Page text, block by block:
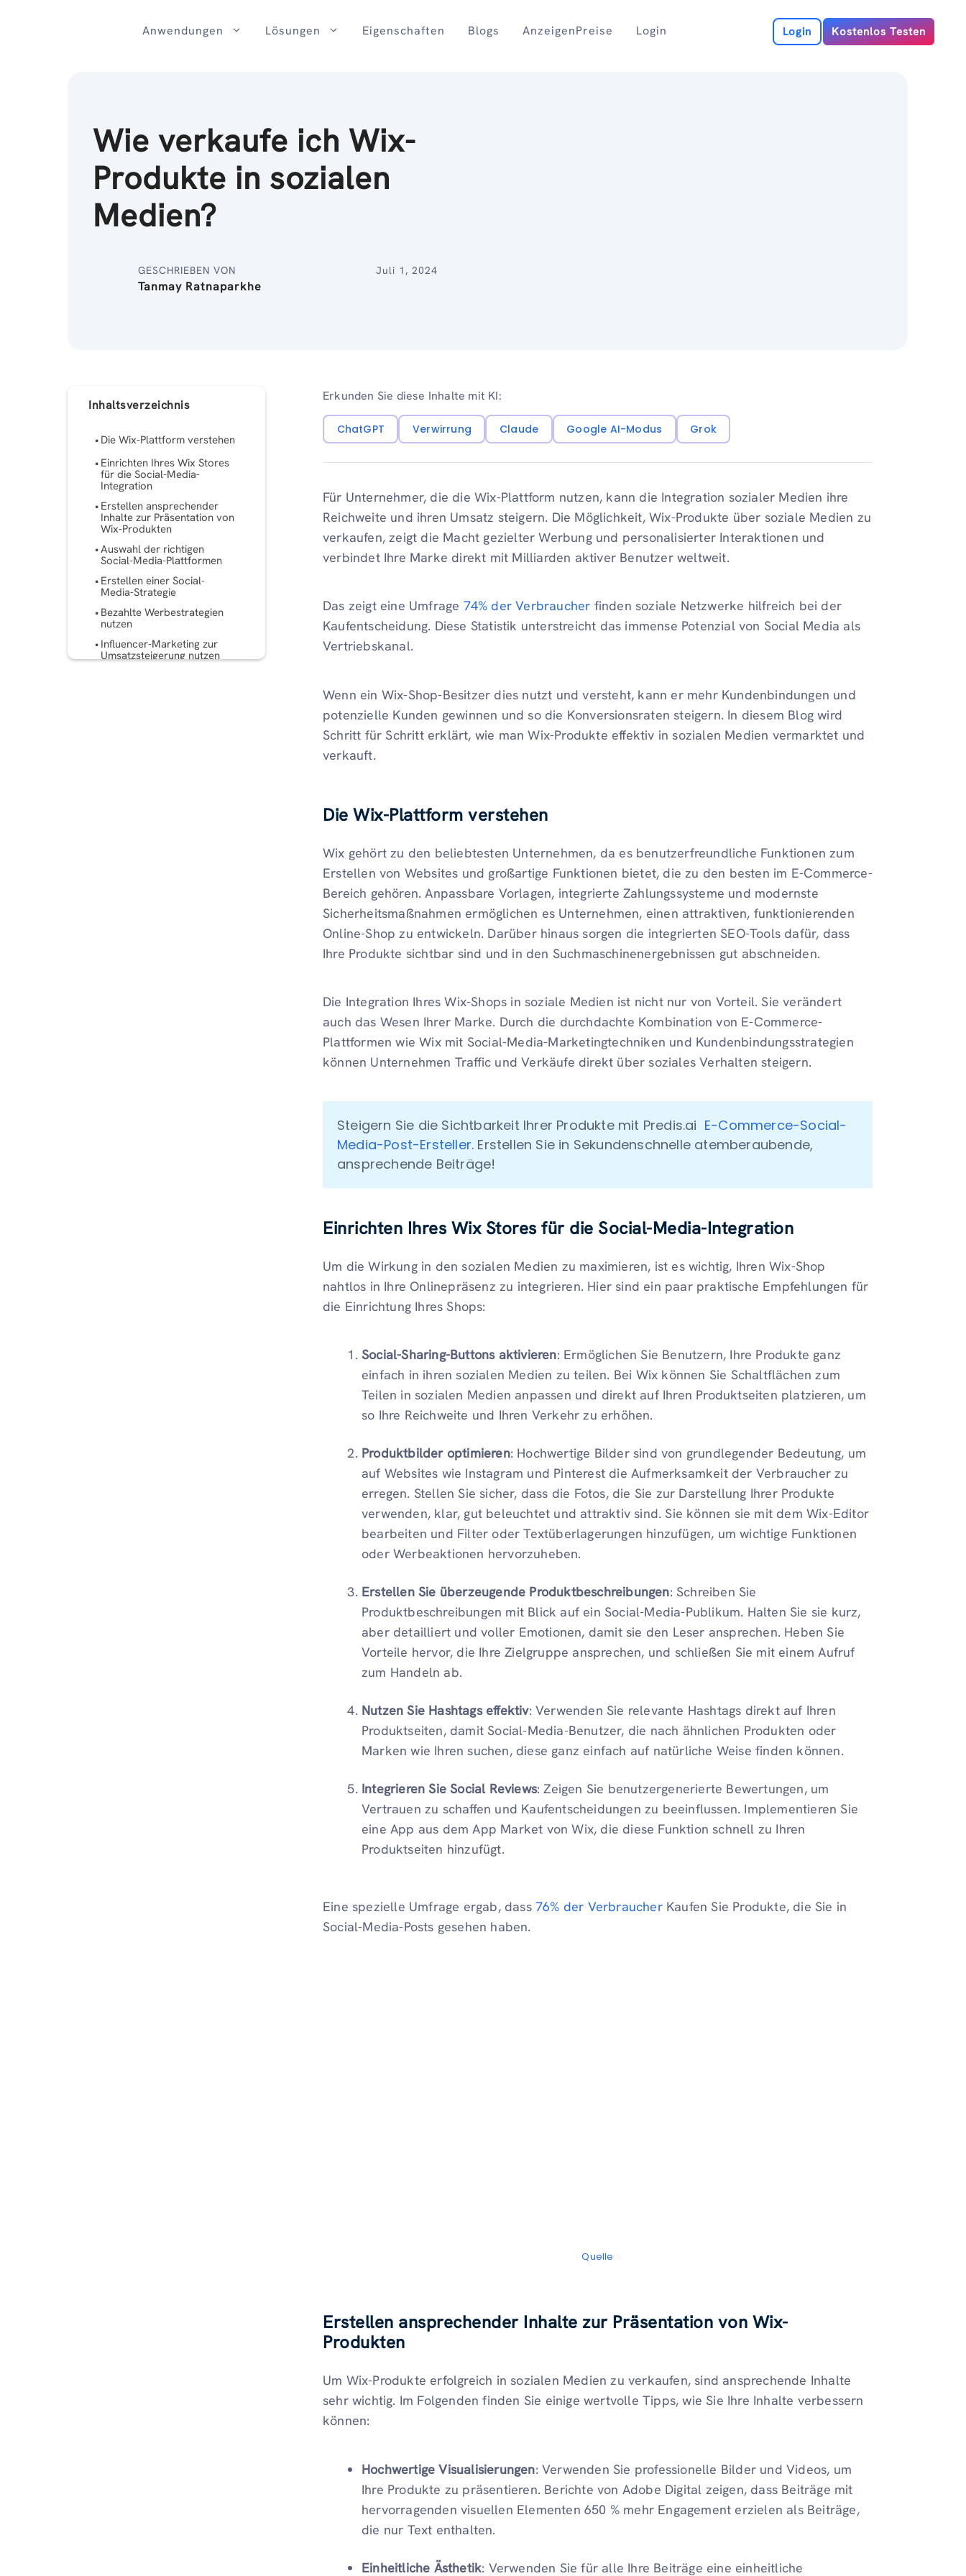
Anwendungen Lösungen Eigenschaften Blogs AnzeigenPreise Login Login Kostenlos Testen
Wie verkaufe ich Wix-
Produkte in sozialen
Medien?
GESCHRIEBEN VON
Tanmay Ratnaparkhe
Juli 1, 2024
Inhaltsverzeichnis
Die Wix-Plattform verstehen
Einrichten Ihres Wix Stores
für die Social-Media-
Integration
Erstellen ansprechender
Inhalte zur Präsentation von
Wix-Produkten
Auswahl der richtigen
Social-Media-Plattformen
Erstellen einer Social-
Media-Strategie
Bezahlte Werbestrategien
nutzen
Influencer-Marketing zur
Umsatzsteigerung nutzen
Erkunden Sie diese Inhalte mit KI:
ChatGPT Verwirrung Claude Google AI-Modus Grok
Für Unternehmer, die die Wix-Plattform nutzen, kann die Integration sozialer Medien ihre
Reichweite und ihren Umsatz steigern. Die Möglichkeit, Wix-Produkte über soziale Medien zu
verkaufen, zeigt die Macht gezielter Werbung und personalisierter Interaktionen und
verbindet Ihre Marke direkt mit Milliarden aktiver Benutzer weltweit.
Das zeigt eine Umfrage 74% der Verbraucher finden soziale Netzwerke hilfreich bei der
Kaufentscheidung. Diese Statistik unterstreicht das immense Potenzial von Social Media als
Vertriebskanal.
Wenn ein Wix-Shop-Besitzer dies nutzt und versteht, kann er mehr Kundenbindungen und
potenzielle Kunden gewinnen und so die Konversionsraten steigern. In diesem Blog wird
Schritt für Schritt erklärt, wie man Wix-Produkte effektiv in sozialen Medien vermarktet und
verkauft.
Die Wix-Plattform verstehen
Wix gehört zu den beliebtesten Unternehmen, da es benutzerfreundliche Funktionen zum
Erstellen von Websites und großartige Funktionen bietet, die zu den besten im E-Commerce-
Bereich gehören. Anpassbare Vorlagen, integrierte Zahlungssysteme und modernste
Sicherheitsmaßnahmen ermöglichen es Unternehmen, einen attraktiven, funktionierenden
Online-Shop zu entwickeln. Darüber hinaus sorgen die integrierten SEO-Tools dafür, dass
Ihre Produkte sichtbar sind und in den Suchmaschinenergebnissen gut abschneiden.
Die Integration Ihres Wix-Shops in soziale Medien ist nicht nur von Vorteil. Sie verändert
auch das Wesen Ihrer Marke. Durch die durchdachte Kombination von E-Commerce-
Plattformen wie Wix mit Social-Media-Marketingtechniken und Kundenbindungsstrategien
können Unternehmen Traffic und Verkäufe direkt über soziales Verhalten steigern.
Steigern Sie die Sichtbarkeit Ihrer Produkte mit Predis.ai E-Commerce-Social-
Media-Post-Ersteller. Erstellen Sie in Sekundenschnelle atemberaubende,
ansprechende Beiträge!
Einrichten Ihres Wix Stores für die Social-Media-Integration
Um die Wirkung in den sozialen Medien zu maximieren, ist es wichtig, Ihren Wix-Shop
nahtlos in Ihre Onlinepräsenz zu integrieren. Hier sind ein paar praktische Empfehlungen für
die Einrichtung Ihres Shops:
Social-Sharing-Buttons aktivieren: Ermöglichen Sie Benutzern, Ihre Produkte ganz
einfach in ihren sozialen Medien zu teilen. Bei Wix können Sie Schaltflächen zum
Teilen in sozialen Medien anpassen und direkt auf Ihren Produktseiten platzieren, um
so Ihre Reichweite und Ihren Verkehr zu erhöhen.
Produktbilder optimieren: Hochwertige Bilder sind von grundlegender Bedeutung, um
auf Websites wie Instagram und Pinterest die Aufmerksamkeit der Verbraucher zu
erregen. Stellen Sie sicher, dass die Fotos, die Sie zur Darstellung Ihrer Produkte
verwenden, klar, gut beleuchtet und attraktiv sind. Sie können sie mit dem Wix-Editor
bearbeiten und Filter oder Textüberlagerungen hinzufügen, um wichtige Funktionen
oder Werbeaktionen hervorzuheben.
Erstellen Sie überzeugende Produktbeschreibungen: Schreiben Sie
Produktbeschreibungen mit Blick auf ein Social-Media-Publikum. Halten Sie sie kurz,
aber detailliert und voller Emotionen, damit sie den Leser ansprechen. Heben Sie
Vorteile hervor, die Ihre Zielgruppe ansprechen, und schließen Sie mit einem Aufruf
zum Handeln ab.
Nutzen Sie Hashtags effektiv: Verwenden Sie relevante Hashtags direkt auf Ihren
Produktseiten, damit Social-Media-Benutzer, die nach ähnlichen Produkten oder
Marken wie Ihren suchen, diese ganz einfach auf natürliche Weise finden können.
Integrieren Sie Social Reviews: Zeigen Sie benutzergenerierte Bewertungen, um
Vertrauen zu schaffen und Kaufentscheidungen zu beeinflussen. Implementieren Sie
eine App aus dem App Market von Wix, die diese Funktion schnell zu Ihren
Produktseiten hinzufügt.
Eine spezielle Umfrage ergab, dass76% der VerbraucherKaufen Sie Produkte, die Sie in
Social-Media-Posts gesehen haben.
Quelle
Erstellen ansprechender Inhalte zur Präsentation von Wix-
Produkten
Um Wix-Produkte erfolgreich in sozialen Medien zu verkaufen, sind ansprechende Inhalte
sehr wichtig. Im Folgenden finden Sie einige wertvolle Tipps, wie Sie Ihre Inhalte verbessern
können:
Hochwertige Visualisierungen: Verwenden Sie professionelle Bilder und Videos, um
Ihre Produkte zu präsentieren. Berichte von Adobe Digital zeigen, dass Beiträge mit
hervorragenden visuellen Elementen 650 % mehr Engagement erzielen als Beiträge,
die nur Text enthalten.
Einheitliche Ästhetik: Verwenden Sie für alle Ihre Beiträge eine einheitliche